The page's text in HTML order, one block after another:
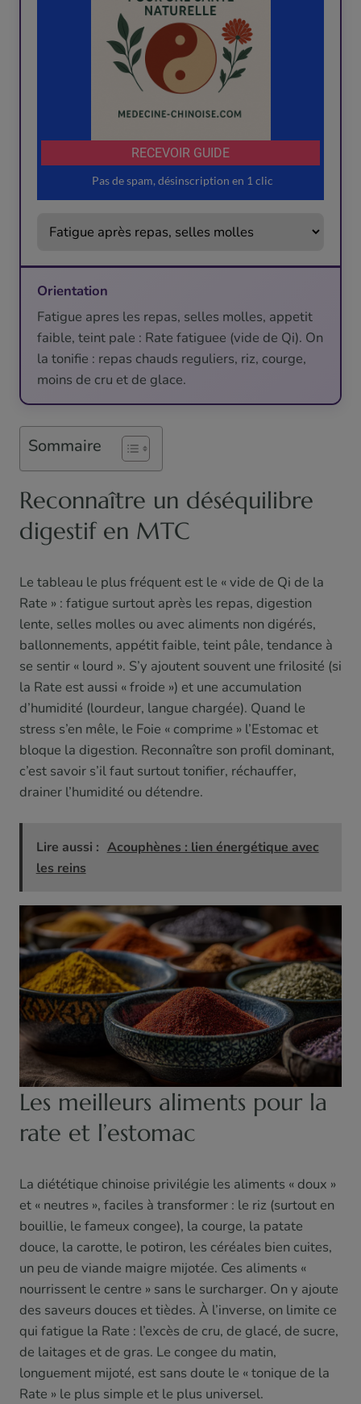
Orientation
Fatigue apres les repas, selles molles, appetit
faible, teint pale : Rate fatiguee (vide de Qi). On
la tonifie : repas chauds reguliers, riz, courge,
moins de cru et de glace.
Sommaire
Reconnaître un déséquilibre
digestif en MTC
Le tableau le plus fréquent est le « vide de Qi de la
Rate » : fatigue surtout après les repas, digestion
lente, selles molles ou avec aliments non digérés,
ballonnements, appétit faible, teint pâle, tendance à
se sentir « lourd ». S’y ajoutent souvent une frilosité (si
la Rate est aussi « froide ») et une accumulation
d’humidité (lourdeur, langue chargée). Quand le
stress s’en mêle, le Foie « comprime » l’Estomac et
bloque la digestion. Reconnaître son profil dominant,
c’est savoir s’il faut surtout tonifier, réchauffer,
drainer l’humidité ou détendre.
Lire aussi : Acouphènes : lien énergétique avec
les reins
Les meilleurs aliments pour la
rate et l’estomac
La diététique chinoise privilégie les aliments « doux »
et « neutres », faciles à transformer : le riz (surtout en
bouillie, le fameux congee), la courge, la patate
douce, la carotte, le potiron, les céréales bien cuites,
un peu de viande maigre mijotée. Ces aliments «
nourrissent le centre » sans le surcharger. On y ajoute
des saveurs douces et tièdes. À l’inverse, on limite ce
qui fatigue la Rate : l’excès de cru, de glacé, de sucre,
de laitages et de gras. Le congee du matin,
longuement mijoté, est sans doute le « tonique de la
Rate » le plus simple et le plus universel.